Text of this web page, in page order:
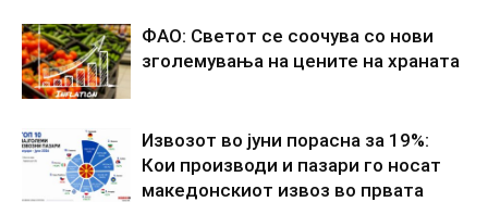
ФАО: Светот се соочува со нови
зголемувања на цените на храната
Извозот во јуни порасна за 19%:
Кои производи и пазари го носат
македонскиот извоз во првата